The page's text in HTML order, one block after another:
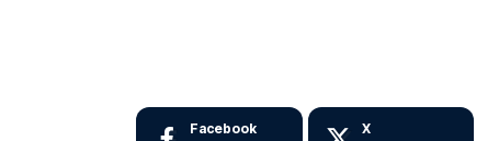
Facebook X